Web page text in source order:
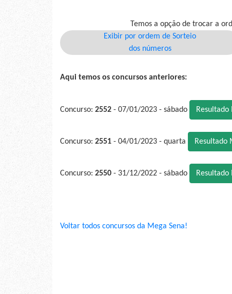
Temos a opção de trocar a
Exibir por ordem de Sorteio
dos números
Aqui temos os concursos anteriores:
Concurso: 2552 - 07/01/2023 - sábado Resultado
Concurso: 2551 - 04/01/2023 - quarta Resultado
Concurso: 2550 - 31/12/2022 - sábado Resultado
Voltar todos concursos da Mega Sena!